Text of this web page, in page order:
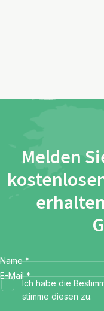
Melden
Name *
E-Mail *
Ich habe die
stimme diesen zu.